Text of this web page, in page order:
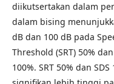
diikutsertakan dalam
dalam bising
dB dan 100 dB pada
Threshold (SRT) 50%
100%. SRT 50% dan